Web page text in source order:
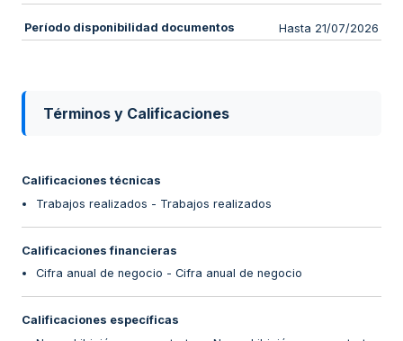
Período disponibilidad documentos Hasta 21/07/2026
Términos y Calificaciones
Calificaciones técnicas
Trabajos realizados - Trabajos realizados
Calificaciones financieras
Cifra anual de negocio - Cifra anual de negocio
Calificaciones específicas